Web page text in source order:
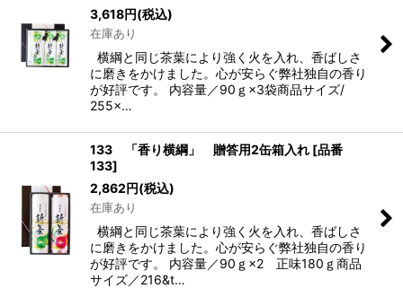
3,618円(税込)
在庫あり
横綱と同じ茶葉により強く火を入れ、香ばしさ
に磨きをかけました。心が安らぐ弊社独自の香り
が好評です。 内容量／90ｇ×3袋商品サイズ/
255×…
133 「香り横綱」 贈答用2缶箱入れ [品番
133]
2,862円(税込)
在庫あり
横綱と同じ茶葉により強く火を入れ、香ばしさ
に磨きをかけました。心が安らぐ弊社独自の香り
が好評です。 内容量／90ｇ×2 正味180ｇ商品
サイズ／216&t…